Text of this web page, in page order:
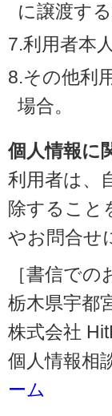
に譲渡する
7.利用者本
8.その他利
場合。
個人情報に
利用者は、
除すること
やお問合せ
［書信での
栃木県宇都
株式会社
個人情報相
ーム